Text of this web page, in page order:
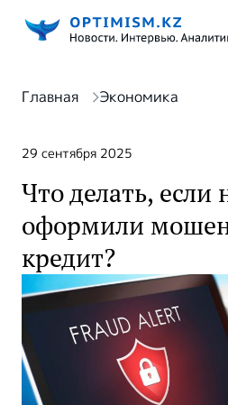
Главная Экономика
29 сентября 2025
Что делать,
оформили
кредит?